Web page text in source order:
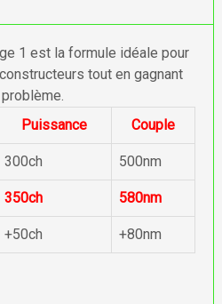
1 est la formule idéale pour
tout en gagnant
Puissance Couple
300ch 500nm
350ch 580nm
+50ch +80nm